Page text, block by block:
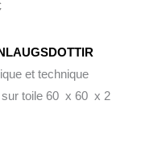
et technique
sur toile 60 x 60 x 2